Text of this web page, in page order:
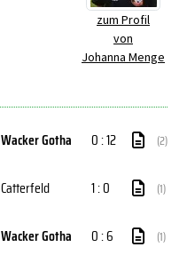
zum Profil
von
Johanna Menge
Wacker Gotha 0 : 12 (2)
Catterfeld 1 : 0 (1)
Wacker Gotha 0 : 6 (1)